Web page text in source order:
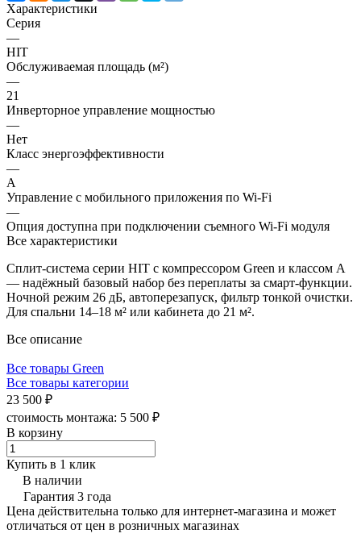
Характеристики
Серия
—
HIT
Обслуживаемая площадь (м²)
—
21
Инверторное управление мощностью
—
Нет
Класс энергоэффективности
—
A
Управление c мобильного приложения по Wi-Fi
—
Опция доступна при подключении съемного Wi-Fi модуля
Все характеристики
Сплит-система серии HIT с компрессором Green и классом A
— надёжный базовый набор без переплаты за смарт-функции.
Ночной режим 26 дБ, автоперезапуск, фильтр тонкой очистки.
Для спальни 14–18 м² или кабинета до 21 м².
Все описание
Все товары Green
Все товары категории
23 500 ₽
стоимость монтажа: 5 500 ₽
В корзину
Купить в 1 клик
В наличии
Гарантия 3 года
Цена действительна только для интернет-магазина и может
отличаться от цен в розничных магазинах